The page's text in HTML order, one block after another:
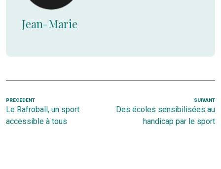
Jean-Marie
Navigation
de
l’article
Article
précédent
PRÉCÉDENT
Le Rafroball, un sport
accessible à tous
SUIVANT
Des écoles sensibilisées au
handicap par le sport